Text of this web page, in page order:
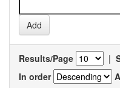
Results/Page |
In order